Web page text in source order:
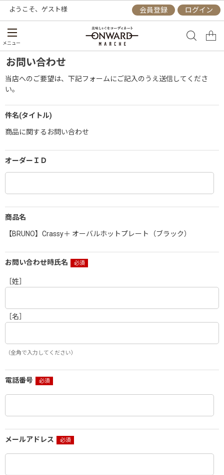
ようこそ、 ゲスト様 会員登録 ログイン
メニュー
お問い合わせ
当店へのご要望は、下記フォームにご記入のうえ送信してくださ
い。
件名(タイトル)
商品に関するお問い合わせ
オーダーＩＤ
商品名
【BRUNO】Crassy＋ オーバルホットプレート（ブラック）
お問い合わせ時氏名
［姓］
［名］
（全角で入力してください）
電話番号
メールアドレス